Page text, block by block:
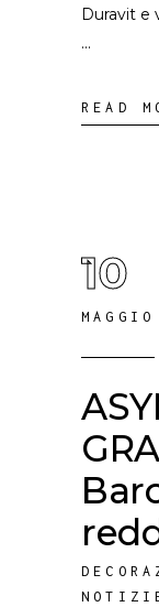
Duravit e
READ
10
MAGGIO